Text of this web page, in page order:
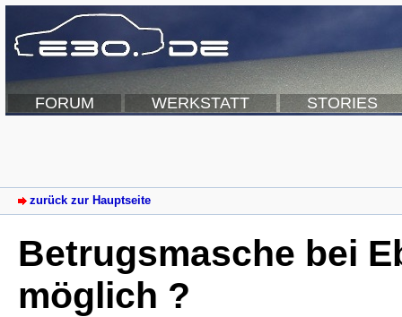
FORUM WERKSTATT STORIES
zurück zur Hauptseite
Betrugsmasche bei
möglich ?